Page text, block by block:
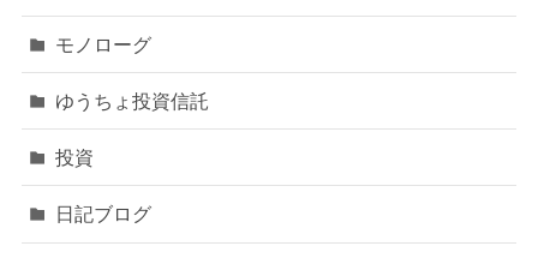
モノローグ
ゆうちょ投資信託
投資
日記ブログ